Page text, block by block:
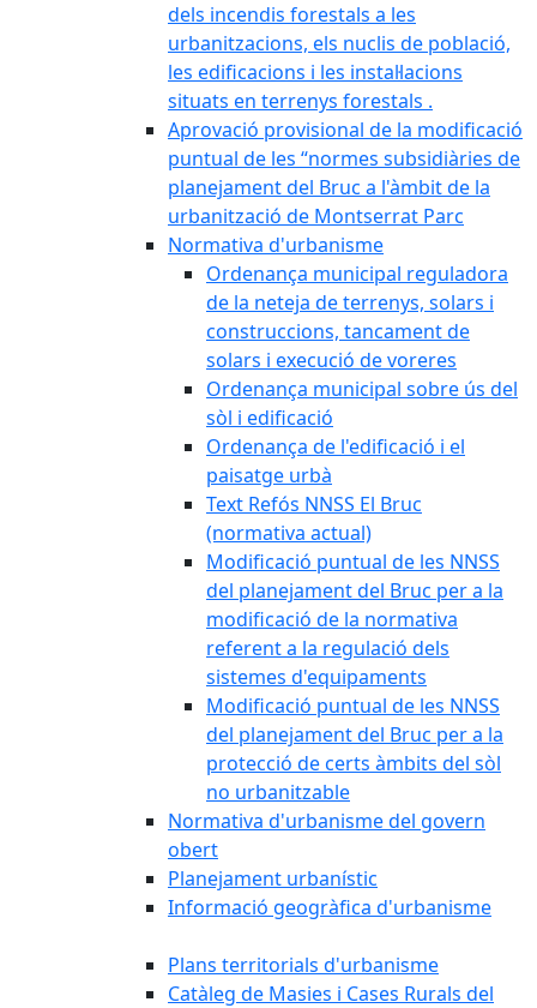
dels incendis forestals a les
urbanitzacions, els nuclis de població,
les edificacions i les instal·lacions
situats en terrenys forestals .
Aprovació provisional de la modificació
puntual de les “normes subsidiàries de
planejament del Bruc a l'àmbit de la
urbanització de Montserrat Parc
Normativa d'urbanisme
Ordenança municipal reguladora
de la neteja de terrenys, solars i
construccions, tancament de
solars i execució de voreres
Ordenança municipal sobre ús del
sòl i edificació
Ordenança de l'edificació i el
paisatge urbà
Text Refós NNSS El Bruc
(normativa actual)
Modificació puntual de les NNSS
del planejament del Bruc per a la
modificació de la normativa
referent a la regulació dels
sistemes d'equipaments
Modificació puntual de les NNSS
del planejament del Bruc per a la
protecció de certs àmbits del sòl
no urbanitzable
Normativa d'urbanisme del govern
obert
Planejament urbanístic
Informació geogràfica d'urbanisme
Plans territorials d'urbanisme
Catàleg de Masies i Cases Rurals del